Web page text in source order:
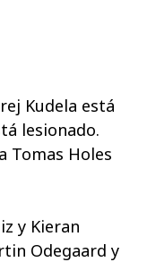
Kudela está
lesionado.
Tomas Holes
y Kieran
Odegaard y